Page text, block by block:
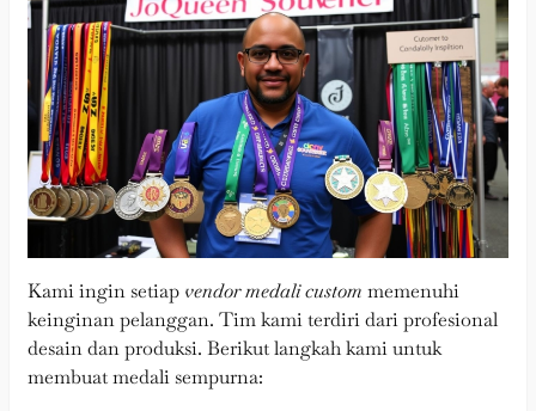
Kami ingin setiap vendor medali custom memenuhi
keinginan pelanggan. Tim kami terdiri dari profesional
desain dan produksi. Berikut langkah kami untuk
membuat medali sempurna: